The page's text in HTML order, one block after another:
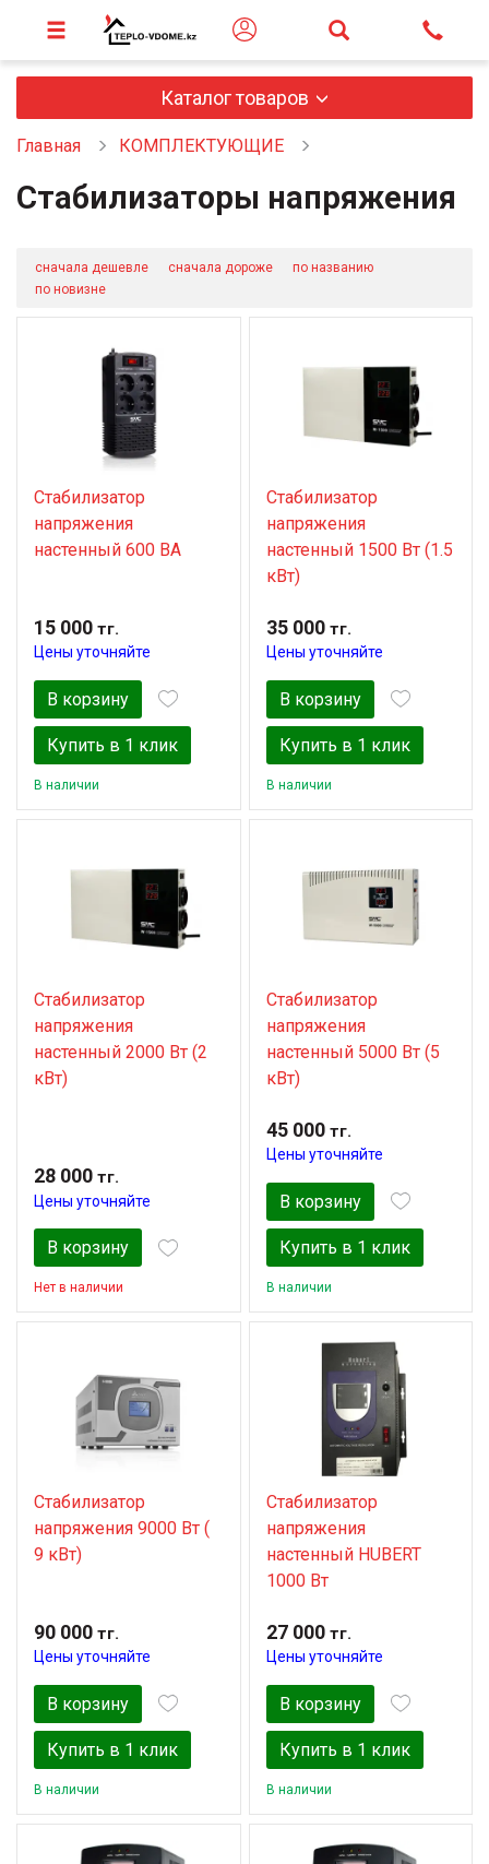
Каталог товаров
Главная КОМПЛЕКТУЮЩИЕ
Стабилизаторы напряжения
сначала дешевле сначала дороже
по названию
по новизне
Стабилизатор
напряжения
настенный 600 ВА
15 000 тг.
Цены уточняйте
В корзину
Купить в 1 клик
В наличии
Стабилизатор
напряжения
настенный 1500 Вт (1.5
кВт)
35 000тг.
Цены уточняйте
В корзину
Купить в 1 клик
В наличии
Стабилизатор
напряжения
настенный 2000 Вт (2
кВт)
28 000 тг.
Цены уточняйте
В корзину
Нет в наличии
Стабилизатор
напряжения
настенный 5000 Вт (5
кВт)
45 000тг.
Цены уточняйте
В корзину
Купить в 1 клик
В наличии
Стабилизатор
напряжения 9000 Вт (
9 кВт)
90 000 тг.
Цены уточняйте
В корзину
Купить в 1 клик
В наличии
Стабилизатор
напряжения
настенный HUBERT
1000 Вт
27 000тг.
Цены уточняйте
В корзину
Купить в 1 клик
В наличии